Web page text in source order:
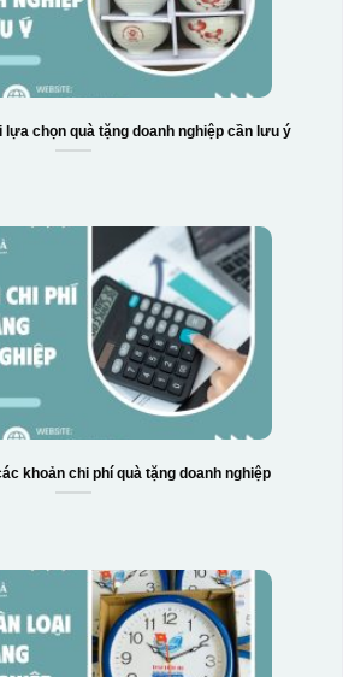
lựa chọn quà tặng doanh nghiệp cần lưu ý
khoản chi phí quà tặng doanh nghiệp